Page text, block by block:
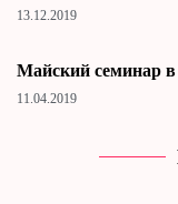
13.12.2019
Майский семинар в
11.04.2019